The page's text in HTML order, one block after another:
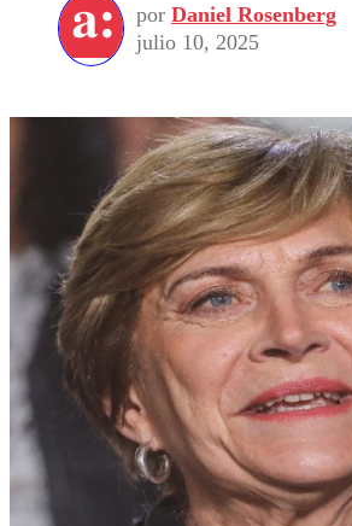
por Daniel Rosenberg
julio 10, 2025